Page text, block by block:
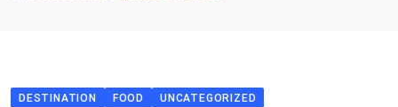
DESTINATION FOOD UNCATEGORIZED